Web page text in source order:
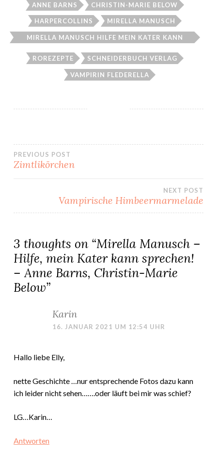
ANNE BARNS CHRISTIN-MARIE BELOW
HARPERCOLLINS MIRELLA MANUSCH
MIRELLA MANUSCH HILFE MEIN KATER KANN
ROREZEPTE
SCHNEIDERBUCH VERLAG
VAMPIRIN FLEDERELLA
Beitragsnavigation
PREVIOUS POST
Zimtlikörchen
NEXT POST
Vampirische Himbeermarmelade
3 thoughts on “Mirella Manusch –
Hilfe, mein Kater kann sprechen!
– Anne Barns, Christin-Marie
Below”
Karin
16. JANUAR 2021 UM 12:54 UHR
Hallo liebe Elly,
nette Geschichte …nur entsprechende Fotos dazu kann
ich leider nicht sehen…….oder läuft bei mir was schief?
LG…Karin…
Antworten